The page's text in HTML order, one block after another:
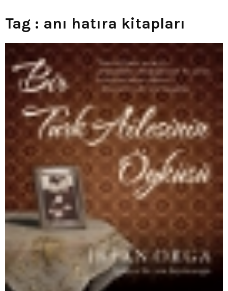
Tag : anı hatıra kitapları